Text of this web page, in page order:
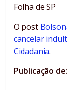
Folha de SP
O post
cancelar
Cidadania.
Publicação de: